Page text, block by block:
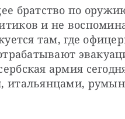
братство по
и не
там, где
армия
итальянцами,